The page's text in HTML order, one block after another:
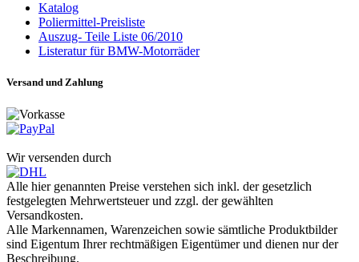
Katalog
Poliermittel-Preisliste
Auszug- Teile Liste 06/2010
Listeratur für BMW-Motorräder
Versand und Zahlung
Wir versenden durch
Alle hier genannten Preise verstehen sich inkl. der gesetzlich
festgelegten Mehrwertsteuer und zzgl. der gewählten
Versandkosten.
Alle Markennamen, Warenzeichen sowie sämtliche Produktbilder
sind Eigentum Ihrer rechtmäßigen Eigentümer und dienen nur der
Beschreibung.